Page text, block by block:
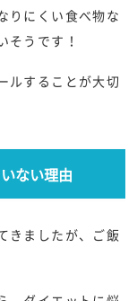
りにくい食べ物な
そうです！
ルすることが大切
ない理由
きましたが、ご飯